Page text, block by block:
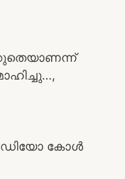
കോൾ